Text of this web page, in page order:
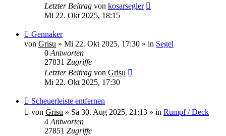
Letzter Beitrag von kosarsegler
Mi 22. Okt 2025, 18:15
Neuer
Beitrag
Gennaker
von Grisu » Mi 22. Okt 2025, 17:30 » in Segel
0 Antworten
27831 Zugriffe
Letzter Beitrag von Grisu
Mi 22. Okt 2025, 17:30
Neuer
Beitrag
Scheuerleiste entfernen
von Grisu » Sa 30. Aug 2025, 21:13 » in Rumpf / Deck
4 Antworten
27851 Zugriffe